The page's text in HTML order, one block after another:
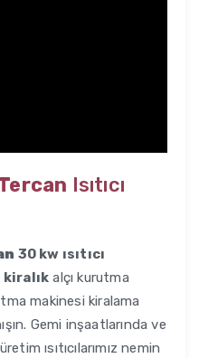
Isıtıcı
30 kw ısıtıcı
kiralık alçı kurutma
makinesi kiralama
Gemi inşaatlarında ve
ısıtıcılarımız nemin